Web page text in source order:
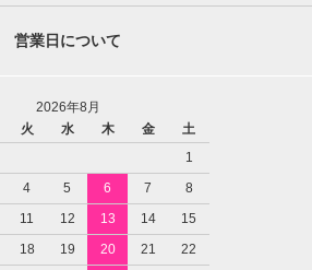
営業日について
2026年8月
火 水 木 金
土
1
4 5 6 7
8
11 12 13 14
15
18 19 20 21
22